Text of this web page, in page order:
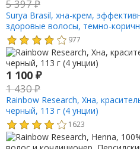
5 397₽
Surya Brasil, хна-крем,
здоровые волосы, темно-
унций)
977
1 100 ₽
1 430₽
Rainbow Research, Хна,
черный, 113 г (4 унции)
1623